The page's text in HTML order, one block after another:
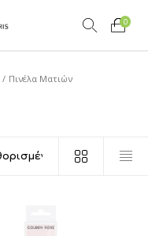
0
/ Πινέλα Ματιών